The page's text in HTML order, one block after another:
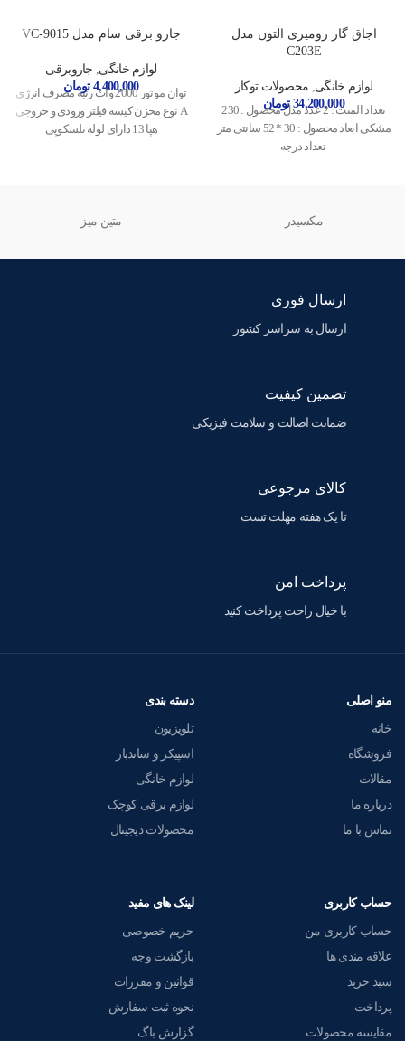
اجاق گاز رومیزی التون مدل
C203E
لوازم خانگی, محصولات توکار
34,200,000 تومان
تعداد المنت : 2 عدد مدل محصول : 230
مشکی ابعاد محصول : 30 * 52 سانتی متر
تعداد درجه
جارو برقی سام مدل VC-9015
لوازم خانگی, جاروبرقی
4,400,000 تومان
توان موتور 2000 وات رتبه مصرف انرژی
A نوع مخزن کیسه فیلتر ورودی و خروجی
هپا 13 دارای لوله تلسکوپی
مکسیدر متین میز
ارسال فوری
ارسال به سراسر کشور
تضمین کیفیت
ضمانت اصالت و سلامت فیزیکی
کالای مرجوعی
تا یک هفته مهلت تست
پرداخت امن
با خیال راحت پرداخت کنید
منو اصلی
خانه
فروشگاه
مقالات
درباره ما
تماس با ما
دسته بندی
تلویزیون
اسپیکر و ساندبار
لوازم خانگی
لوازم برقی کوچک
محصولات دیجیتال
حساب کاربری
حساب کاربری من
علاقه مندی ها
سبد خرید
پرداخت
مقایسه محصولات
لینک های مفید
حریم خصوصی
بازگشت وجه
قوانین و مقررات
نحوه ثبت سفارش
گزارش باگ